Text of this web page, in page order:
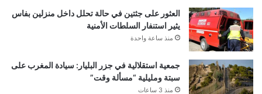
العثور على جثتين في حالة تحلل داخل منزلين بفاس
يثير استنفار السلطات الأمنية
منذ ساعة واحدة
جمعية استقلالية في جزر البليار: سيادة المغرب على
سبتة ومليلية “مسألة وقت”
منذ 3 ساعات